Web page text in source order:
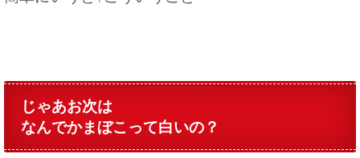
じゃあお次は
なんでかまぼこって白いの？